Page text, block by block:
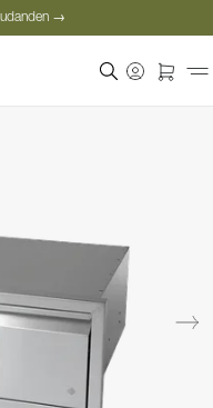
→